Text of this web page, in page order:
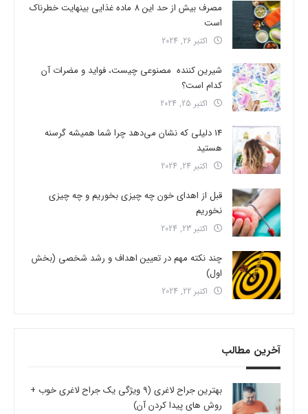
مصرف بیش از حد این 8 ماده غذایی بینهایت خطرناک
است
اکتبر 26, 2024
شیرین کننده مصنوعی چیست، فواید و مضرات آن
کدام است؟
اکتبر 25, 2024
14 دلیلی که نشان می‌دهد چرا شما همیشه گرسنه
هستید
اکتبر 24, 2024
قبل از اهدای خون چه چیزی بخوریم و چه چیزی
نخوریم
اکتبر 23, 2024
چند نکته مهم در تعیین اهداف و رشد شخصی (بخش
اول)
اکتبر 22, 2024
آخرین مطالب
بهترین جراح لاغری (9 ویژگی یک جراح لاغری خوب +
روش های پیدا کردن آن)